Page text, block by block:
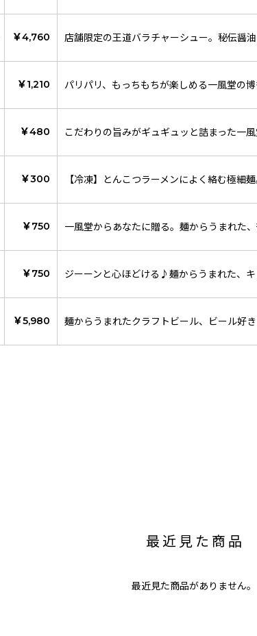
￥4,760 店舗限定の王道バラチャーシュー。秘伝醤油
￥1,210 パリパリ、もっちもちが楽しめる一風堂の博
￥480 こだわりの旨みがギュギュッと詰まった一風
￥300 【冷凍】とんこつラーメンによく絡む極細
￥750 一風堂からあなたに贈る。麺からうまれた
￥750 ジーーンと心ほどける♪麺からうまれた、
￥5,980 麺からうまれたクラフトビール、ビール好き
最近見た商品
最近見た商品がありません。